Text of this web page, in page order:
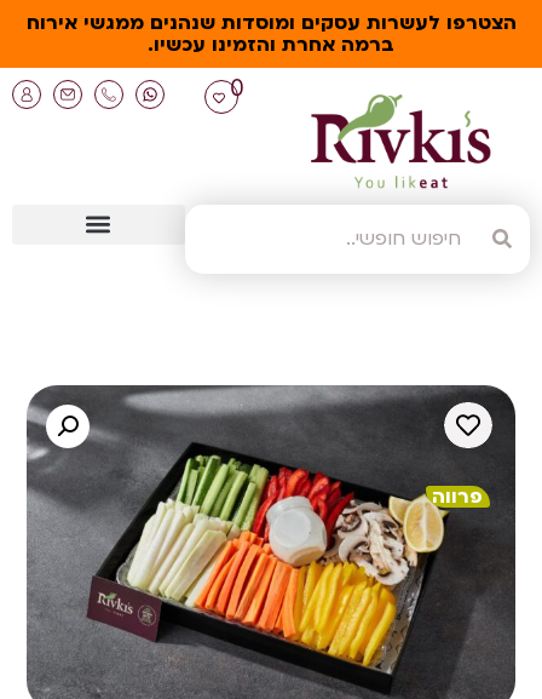
הצטרפו לעשרות עסקים ומוסדות שנהנים ממגשי אירוח
ברמה אחרת והזמינו עכשיו.
0
פרווה